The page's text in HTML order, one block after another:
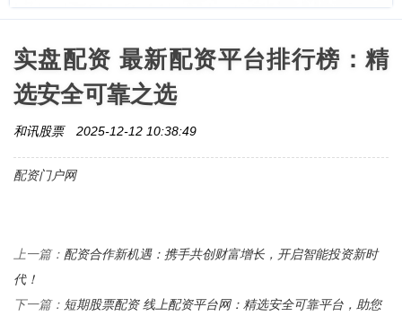
实盘配资 最新配资平台排行榜：精
选安全可靠之选
和讯股票 2025-12-12 10:38:49
配资门户网
上一篇： 配资合作新机遇：携手共创财富增长，开启智能投资新时
代！
下一篇： 短期股票配资 线上配资平台网：精选安全可靠平台，助您